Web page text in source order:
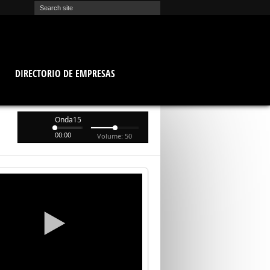
DIRECTORIO DE EMPRESAS
Onda15
00:00 Volume: 50